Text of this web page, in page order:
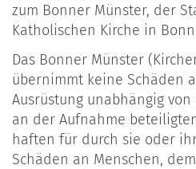
zum Bonner Münster, der
Katholischen Kirche in
Das Bonner Münster
übernimmt keine Schäden
Ausrüstung unabhängig
an der Aufnahme
haften für durch sie oder
Schäden an Menschen,